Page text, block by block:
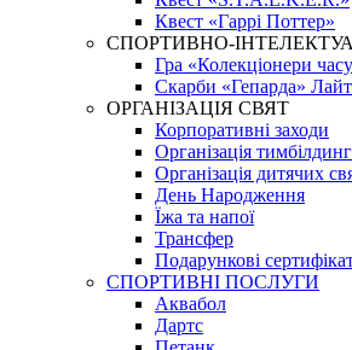
Квест «Гаррі Поттер»
СПОРТИВНО-
Гра «Колекціонери
Скарби «Гепарда» Лайт
ОРГАНІЗАЦІЯ СВЯТ
Корпоративні заходи
Організація
Організація дитячих
День Народження
Їжа та напої
Трансфер
Подарункові
СПОРТИВНІ ПОСЛУГИ
Аквабол
Дартс